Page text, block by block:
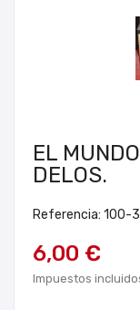
EL
DELOS.
Referencia: 100-
6,00 €
Impuestos